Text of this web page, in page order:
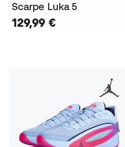
Scarpe Luka 5
129,99 €